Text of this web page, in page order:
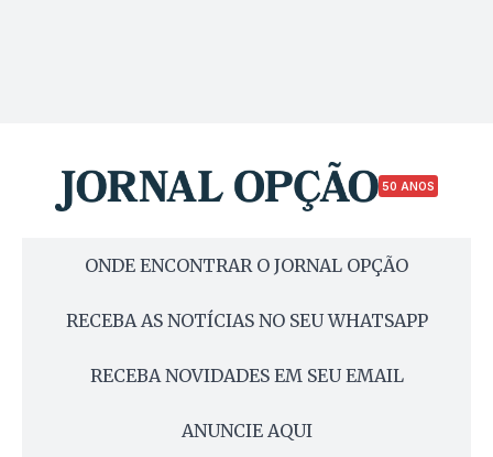
50 ANOS
ONDE ENCONTRAR O JORNAL OPÇÃO
RECEBA AS NOTÍCIAS NO SEU WHATSAPP
RECEBA NOVIDADES EM SEU EMAIL
ANUNCIE AQUI